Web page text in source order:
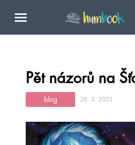
Pět názorů na
blog 28. 3. 2023